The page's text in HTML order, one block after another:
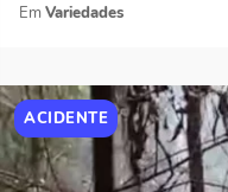
Variedades
ACIDENTE